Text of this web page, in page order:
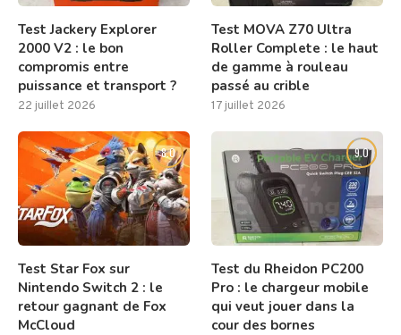
Test Jackery Explorer
2000 V2 : le bon
compromis entre
puissance et transport ?
22 juillet 2026
Test MOVA Z70 Ultra
Roller Complete : le haut
de gamme à rouleau
passé au crible
17 juillet 2026
8.0
Test Star Fox sur
Nintendo Switch 2 : le
retour gagnant de Fox
McCloud
9.0
Test du Rheidon PC200
Pro : le chargeur mobile
qui veut jouer dans la
cour des bornes